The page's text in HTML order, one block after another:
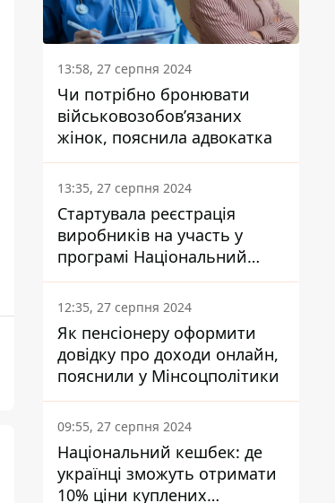
13:58, 27 серпня 2024
Чи потрібно бронювати
військовозобов’язаних
жінок, пояснила адвокатка
13:35, 27 серпня 2024
Стартувала реєстрація
виробників на участь у
програмі Національний
кешбек: як це зробити
через портал Дія
12:35, 27 серпня 2024
Як пенсіонеру оформити
довідку про доходи онлайн,
пояснили у Мінсоцполітики
09:55, 27 серпня 2024
Національний кешбек: де
українці зможуть отримати
10% ціни куплених